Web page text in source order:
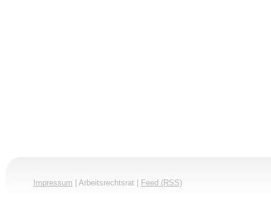
Impressum | Arbeitsrechtsrat | Feed (RSS)